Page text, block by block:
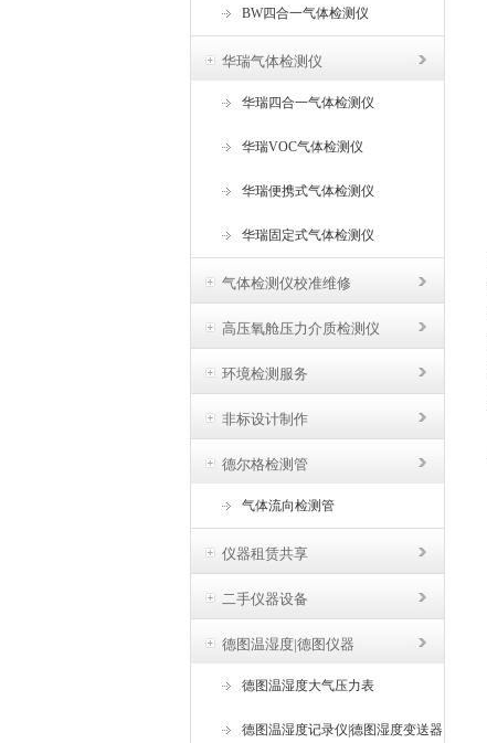
BW四合一气体检测仪
华瑞气体检测仪
华瑞四合一气体检测仪
华瑞VOC气体检测仪
华瑞便携式气体检测仪
华瑞固定式气体检测仪
气体检测仪校准维修
高压氧舱压力介质检测仪
环境检测服务
非标设计制作
德尔格检测管
气体流向检测管
仪器租赁共享
二手仪器设备
德图温湿度|德图仪器
德图温湿度大气压力表
德图温湿度记录仪|德图湿度变送器